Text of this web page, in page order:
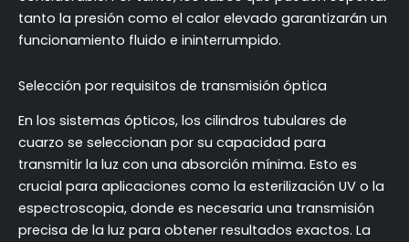
tanto la presión como el calor elevado garantizarán un
funcionamiento fluido e ininterrumpido.
Selección por requisitos de transmisión óptica
En los sistemas ópticos, los cilindros tubulares de
cuarzo se seleccionan por su capacidad para
transmitir la luz con una absorción mínima. Esto es
crucial para aplicaciones como la esterilización UV o la
espectroscopia, donde es necesaria una transmisión
precisa de la luz para obtener resultados exactos. La